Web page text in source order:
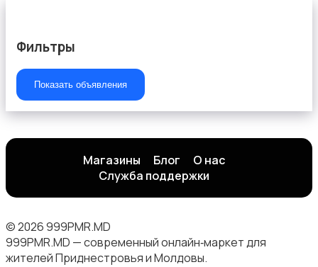
Фильтры
Показать объявления
Магазины Блог
О нас
Служба поддержки
© 2026 999PMR.MD
999PMR.MD — современный онлайн‑маркет для
жителей Приднестровья и Молдовы.